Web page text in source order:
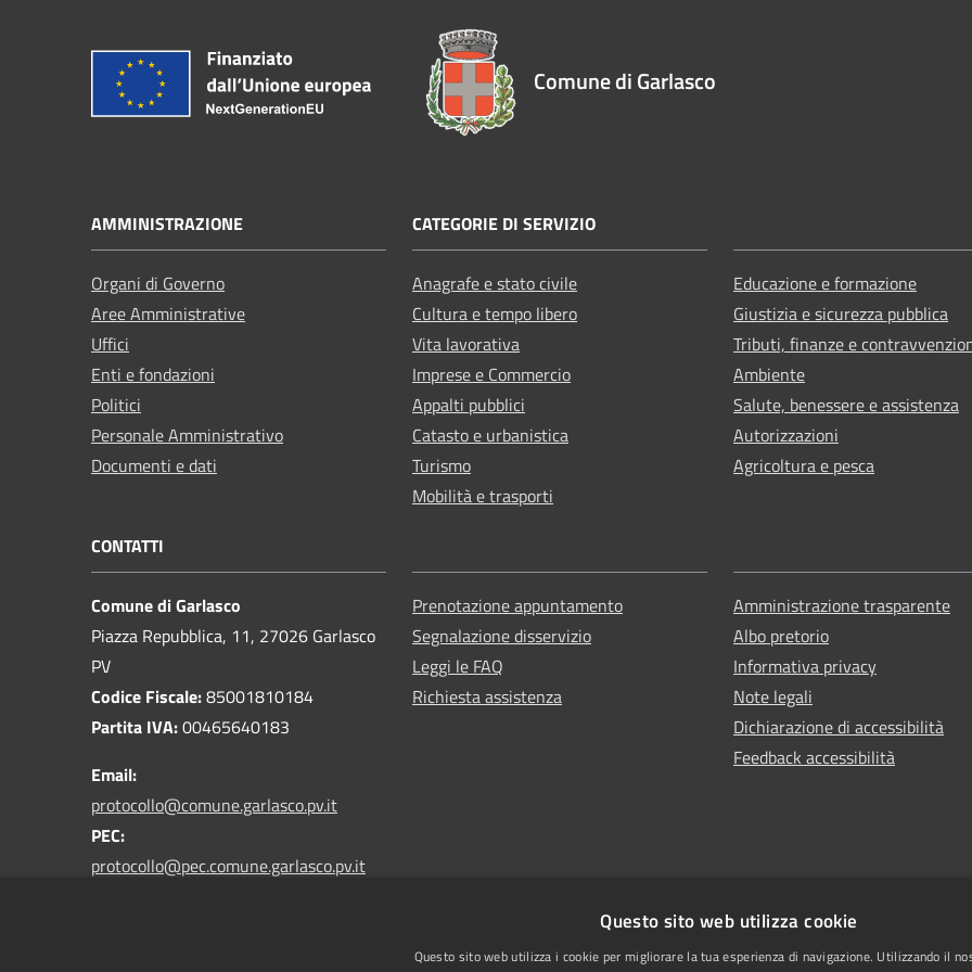
Comune di Garlasco
AMMINISTRAZIONE
Organi di Governo
Aree Amministrative
Uffici
Enti e fondazioni
Politici
Personale Amministrativo
Documenti e dati
CATEGORIE DI SERVIZIO
Anagrafe e stato civile
Cultura e tempo libero
Vita lavorativa
Imprese e Commercio
Appalti pubblici
Catasto e urbanistica
Turismo
Mobilità e trasporti
Educazione e formazione
Giustizia e sicurezza pubblica
Tributi, finanze e
Ambiente
Salute, benessere e assistenza
Autorizzazioni
Agricoltura e pesca
CONTATTI
Comune di Garlasco
Piazza Repubblica, 11, 27026 Garlasco
PV
Codice Fiscale:85001810184
Partita IVA:00465640183
Email:
protocollo@comune.garlasco.pv.it
PEC:
protocollo@pec.comune.garlasco.pv.it
Prenotazione appuntamento
Segnalazione disservizio
Leggi le FAQ
Richiesta assistenza
Amministrazione trasparente
Albo pretorio
Informativa privacy
Note legali
Dichiarazione di accessibilità
Feedback accessibilità
Questo sito web utilizza cookie
Questo sito web utilizza i cookie per migliorare la tua esperienza di navigazione. Utilizzando il